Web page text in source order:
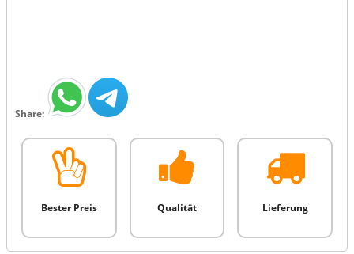
Share:
Bester Preis Qualität Lieferung